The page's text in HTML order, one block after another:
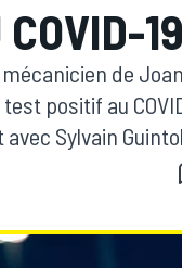
19
de
positif au
Sylvain